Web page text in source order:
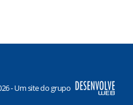
- Um site do grupo